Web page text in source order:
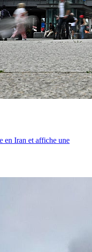
en Iran et affiche une